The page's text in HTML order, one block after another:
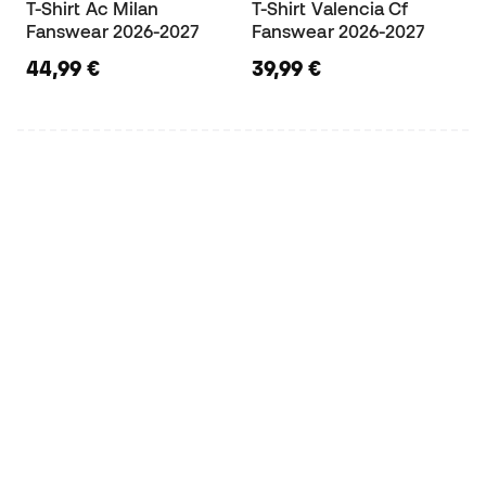
T-Shirt Ac Milan
Fanswear 2026-2027
44,99 €
T-Shirt Valencia Cf
Fanswear 2026-2027
39,99 €